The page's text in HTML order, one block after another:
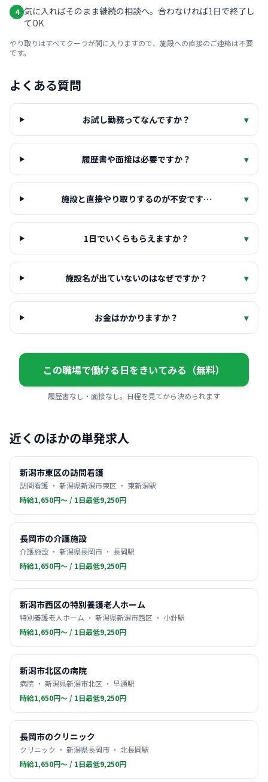
4 気に入ればそのまま継続の相談へ。合わなければ1日で終了し
てOK
やり取りはすべてクーラが間に入りますので、施設への直接のご連絡は不要
です。
よくある質問
お試し勤務ってなんですか？ ▾
履歴書や面接は必要ですか？ ▾
施設と直接やり取りするのが不安です… ▾
1日でいくらもらえますか？ ▾
施設名が出ていないのはなぜですか？ ▾
お金はかかりますか？ ▾
この職場で働ける日をきいてみる（無料）
履歴書なし・面接なし。日程を見てから決められます
近くのほかの単発求人
新潟市東区の訪問看護
訪問看護 ・ 新潟県新潟市東区 ・ 東新潟駅
時給1,650円〜 / 1日最低9,250円
長岡市の介護施設
介護施設 ・ 新潟県長岡市 ・ 長岡駅
時給1,650円〜 / 1日最低9,250円
新潟市西区の特別養護老人ホーム
特別養護老人ホーム ・ 新潟県新潟市西区 ・ 小針駅
時給1,650円〜 / 1日最低9,250円
新潟市北区の病院
病院 ・ 新潟県新潟市北区 ・ 早通駅
時給1,650円〜 / 1日最低9,250円
長岡市のクリニック
クリニック ・ 新潟県長岡市 ・ 北長岡駅
時給1,650円〜 / 1日最低9,250円